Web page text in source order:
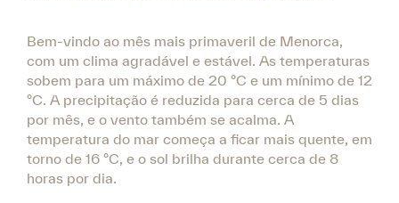
Bem-vindo ao mês mais primaveril de Menorca,
com um clima agradável e estável. As temperaturas
sobem para um máximo de 20 °C e um mínimo de 12
°C. A precipitação é reduzida para cerca de 5 dias
por mês, e o vento também se acalma. A
temperatura do mar começa a ficar mais quente, em
torno de 16 °C, e o sol brilha durante cerca de 8
horas por dia.